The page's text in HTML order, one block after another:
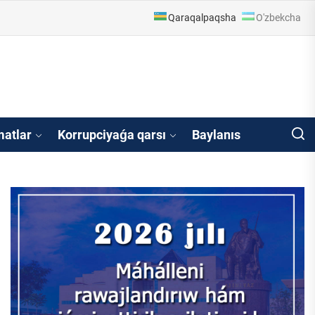
Qaraqalpaqsha O'zbekcha
Korrupciyaǵa qarsı Baylanıs